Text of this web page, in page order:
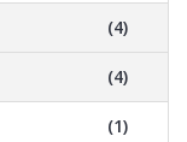
(4)
(4)
(1)